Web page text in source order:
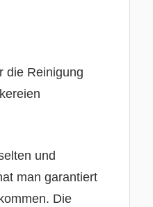
die Reinigung
und
man garantiert
Die